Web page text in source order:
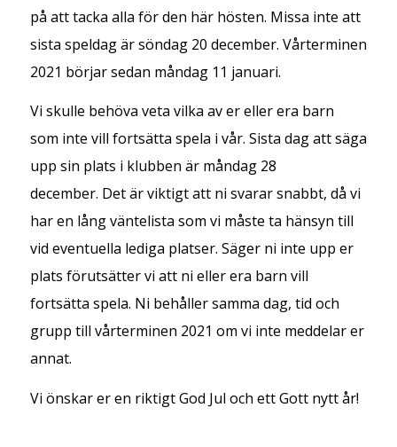
på att tacka alla för den här hösten. Missa inte att
sista speldag är söndag 20 december. Vårterminen
2021 börjar sedan måndag 11 januari.
Vi skulle behöva veta vilka av er eller era barn
som inte vill fortsätta spela i vår. Sista dag att säga
upp sin plats i klubben är måndag 28
december. Det är viktigt att ni svarar snabbt, då vi
har en lång väntelista som vi måste ta hänsyn till
vid eventuella lediga platser. Säger ni inte upp er
plats förutsätter vi att ni eller era barn vill
fortsätta spela. Ni behåller samma dag, tid och
grupp till vårterminen 2021 om vi inte meddelar er
annat.
Vi önskar er en riktigt God Jul och ett Gott nytt år!